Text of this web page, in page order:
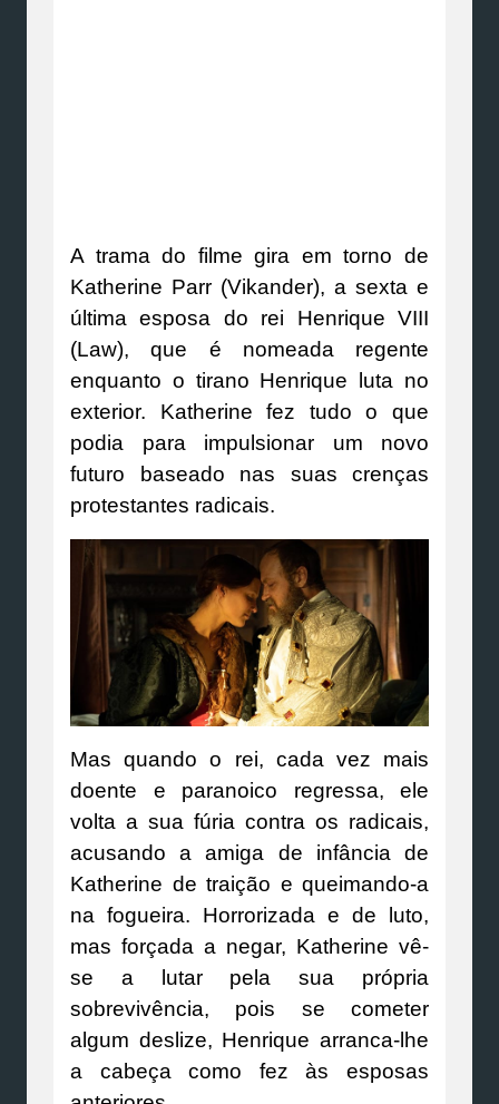
A trama do filme gira em torno de
Katherine Parr (Vikander), a sexta e
última esposa do rei Henrique VIII
(Law), que é nomeada regente
enquanto o tirano Henrique luta no
exterior. Katherine fez tudo o que
podia para impulsionar um novo
futuro baseado nas suas crenças
protestantes radicais.
Mas quando o rei, cada vez mais
doente e paranoico regressa, ele
volta a sua fúria contra os radicais,
acusando a amiga de infância de
Katherine de traição e queimando-a
na fogueira. Horrorizada e de luto,
mas forçada a negar, Katherine vê-
se a lutar pela sua própria
sobrevivência, pois se cometer
algum deslize, Henrique arranca-lhe
a cabeça como fez às esposas